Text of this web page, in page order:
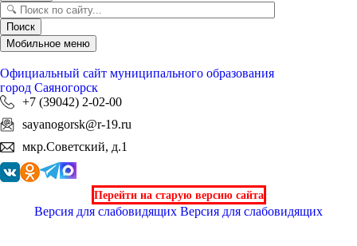
Поиск
Мобильное меню
Официальный сайт муниципального образования
город Саяногорск
+7 (39042) 2-02-00
sayanogorsk@r-19.ru
мкр.Советский, д.1
Перейти на старую версию сайта
Версия для слабовидящих Версия для слабовидящих